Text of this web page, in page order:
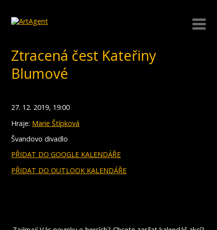
Ztracená čest Kateřiny
Blumové
27. 12. 2019, 19:00
Hraje: Marie Štípková
Švandovo divadlo
PŘIDAT DO GOOGLE KALENDÁŘE
PŘIDAT DO OUTLOOK KALENDÁŘE